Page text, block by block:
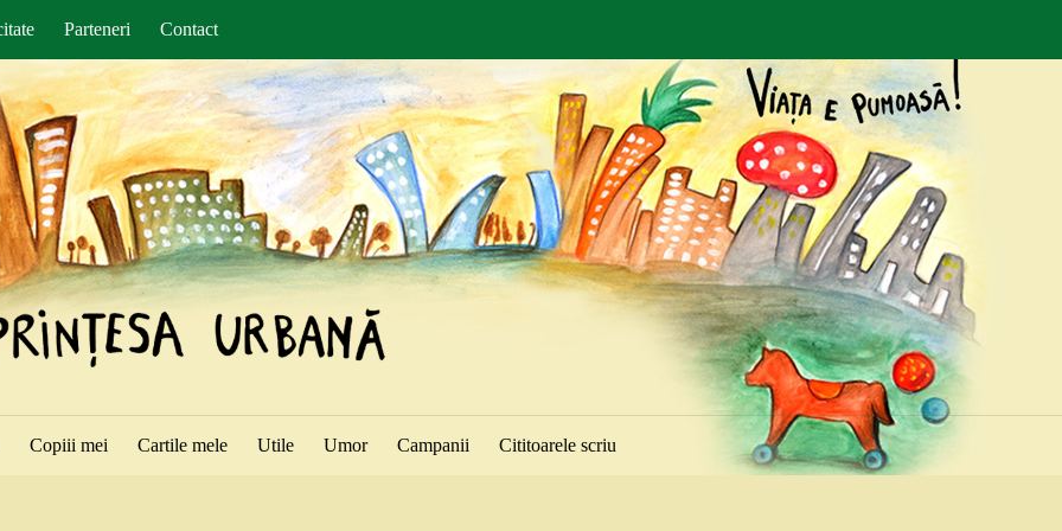
Parteneri Contact
Copiii mei Cartile mele Utile Umor Campanii Cititoarele scriu